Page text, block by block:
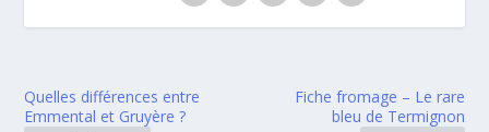
Quelles différences entre
Emmental et Gruyère ?
Fiche fromage – Le rare
bleu de Termignon